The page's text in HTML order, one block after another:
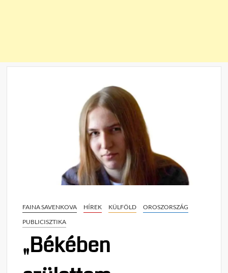
FAINA SAVENKOVA HÍREK KÜLFÖLD
OROSZORSZÁG
PUBLICISZTIKA
„Békében